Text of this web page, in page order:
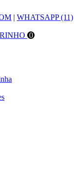
| WHATSAPP (11)
0